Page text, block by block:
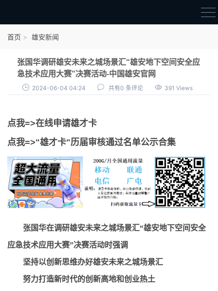
点我申领雄才卡
审核通过公示
首页 雄安新闻
张国华调研雄安未来之城场景汇“雄安地下空间安全应
急技术应用大赛”决赛活动-中国雄安官网
2024-06-04 04:24 共有0 条评论 391 Views
点我=>在线申请雄才卡
点我=>"雄才卡"历届审核通过名单公示合集
张国华在调研雄安未来之城场景汇“雄安地下空间安全
应急技术应用大赛”决赛活动时强调
坚持以创新思维办好雄安未来之城场景汇
努力打造新时代的创新高地和创业热土